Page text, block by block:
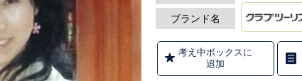
ブランド名
考え中ボックスに
追加